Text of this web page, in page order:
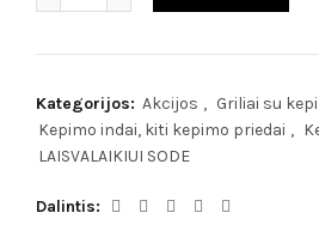
Kategorijos: Akcijos , Griliai su
Kepimo indai, kiti kepimo priedai ,
LAISVALAIKIUI SODE
Dalintis